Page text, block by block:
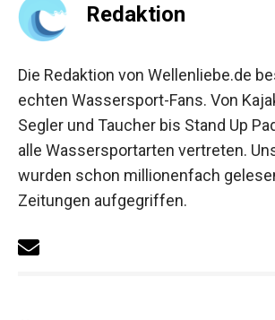
Redaktion
Die Redaktion von Wellenliebe.de
echten Wassersport-Fans. Von
Segler und Taucher bis Stand Up
alle Wassersportarten vertreten.
wurden schon millionenfach
Zeitungen aufgegriffen.